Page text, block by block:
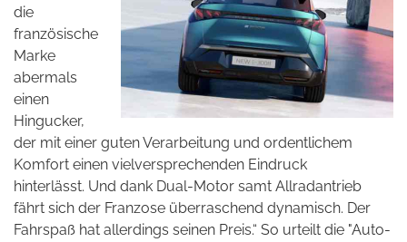
die
französische
Marke
abermals
einen
Hingucker,
der mit einer guten Verarbeitung und ordentlichem
Komfort einen vielversprechenden Eindruck
hinterlässt. Und dank Dual-Motor samt Allradantrieb
fährt sich der Franzose überraschend dynamisch. Der
Fahrspaß hat allerdings seinen Preis.“ So urteilt die "Auto-